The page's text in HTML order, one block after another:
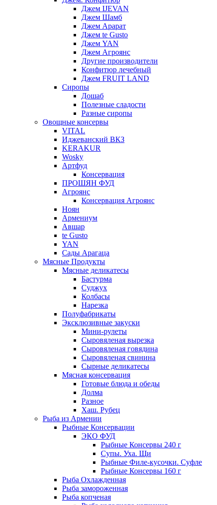
Джем IJEVAN
Джем Шамб
Джем Арарат
Джем te Gusto
Джем YAN
Джем Агроянс
Другие производители
Конфитюр лечебный
Джем FRUIT LAND
Сиропы
Дошаб
Полезные сладости
Разные сиропы
Овощные консервы
VITAL
Иджеванский ВКЗ
KERAKUR
Wosky
Артфуд
Консервация
ПРОШЯН ФУД
Агроянс
Консервация Агроянс
Ноян
Армениум
Авшар
te Gusto
YAN
Сады Арагаца
Мясные Продукты
Мясные деликатесы
Бастурма
Суджух
Колбасы
Нарезка
Полуфабрикаты
Эксклюзивные закуски
Мини-рулеты
Сыровяленая вырезка
Сыровяленая говядина
Сыровяленая свинина
Сырные деликатесы
Мясная консервация
Готовые блюда и обеды
Долма
Разное
Хаш. Рубец
Рыба из Армении
Рыбные Консервации
ЭКО ФУД
Рыбные Консервы 240 г
Супы. Уха. Щи
Рыбные Филе-кусочки. Суфле
Рыбные Консервы 160 г
Рыба Охлажденная
Рыба замороженная
Рыба копченая